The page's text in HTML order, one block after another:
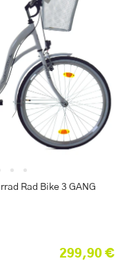
Rad Bike 3 GANG
299,90 €